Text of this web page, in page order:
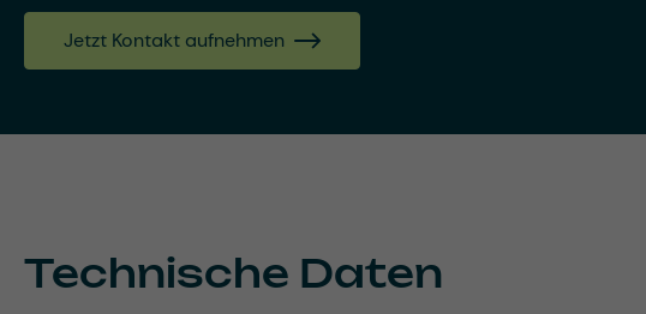
Jetzt Kontakt aufnehmen
Technische Daten